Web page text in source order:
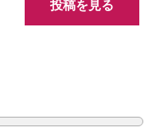
投稿を見る